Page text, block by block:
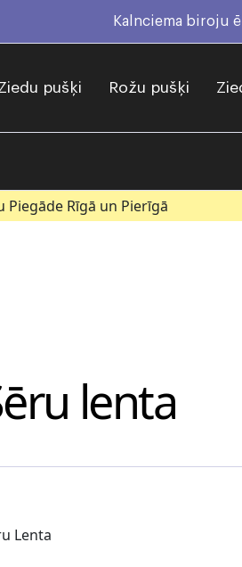
Kalnciema biroju
pušķi Rožu pušķi
Piegāde Rīgā un Pierīgā
lenta
Lenta